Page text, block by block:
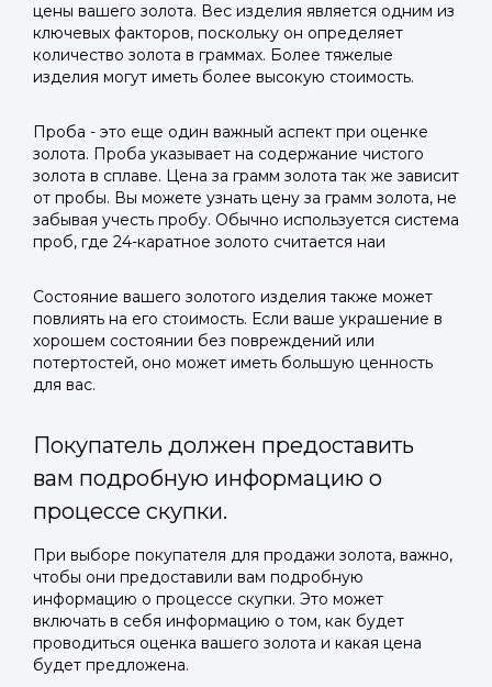
цены вашего золота. Вес изделия является одним из
ключевых факторов, поскольку он определяет
количество золота в граммах. Более тяжелые
изделия могут иметь более высокую стоимость.
Проба - это еще один важный аспект при оценке
золота. Проба указывает на содержание чистого
золота в сплаве. Цена за грамм золота так же зависит
от пробы. Вы можете узнать цену за грамм золота, не
забывая учесть пробу. Обычно используется система
проб, где 24-каратное золото считается наи
Состояние вашего золотого изделия также может
повлиять на его стоимость. Если ваше украшение в
хорошем состоянии без повреждений или
потертостей, оно может иметь большую ценность
для вас.
Покупатель должен предоставить
вам подробную информацию о
процессе скупки.
При выборе покупателя для продажи золота, важно,
чтобы они предоставили вам подробную
информацию о процессе скупки. Это может
включать в себя информацию о том, как будет
проводиться оценка вашего золота и какая цена
будет предложена.